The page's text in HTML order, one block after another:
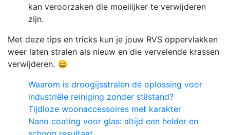
kan veroorzaken die moeilijker te verwijderen
zijn.
Met deze tips en tricks kun je jouw RVS oppervlakken
weer laten stralen als nieuw en die vervelende krassen
verwijderen. 😄
Waarom is droogijsstralen dé oplossing voor
industriële reiniging zonder stilstand?
Tijdloze woonaccessoires met karakter
Nano coating voor glas: altijd een helder en